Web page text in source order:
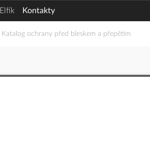
Kontakty
Katalog ochrany před bleskem a přepětím